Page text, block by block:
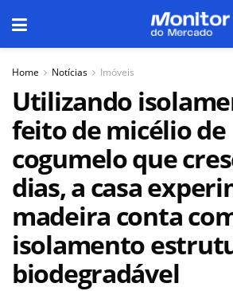
Home Notícias Imóveis
Utilizando
feito de micélio de
cogumelo que
dias, a casa
madeira conta
isolamento
biodegradável